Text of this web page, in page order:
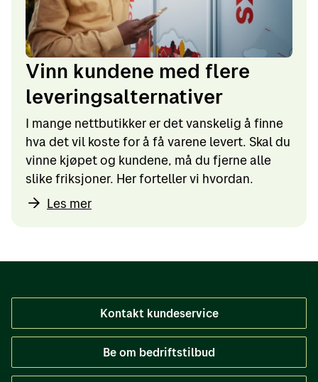
Vinn kundene med flere
leveringsalternativer
I mange nettbutikker er det vanskelig å finne
hva det vil koste for å få varene levert. Skal du
vinne kjøpet og kundene, må du fjerne alle
slike friksjoner. Her forteller vi hvordan.
Les mer
Kontakt kundeservice
Be om bedriftstilbud